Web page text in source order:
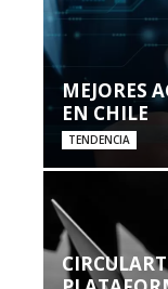
MEJORES
EN CHILE
TENDENCIA